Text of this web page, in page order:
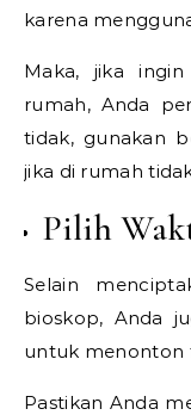
karena
Maka, jika
rumah, Anda
tidak, gunakan
jika di rumah
Pilih
Selain
bioskop, Anda
untuk menonton
Pastikan Anda